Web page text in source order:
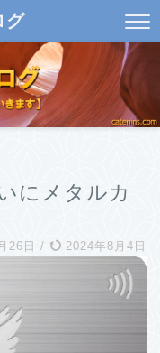
グ
にメタルカ
26日 / 2024年8月4日